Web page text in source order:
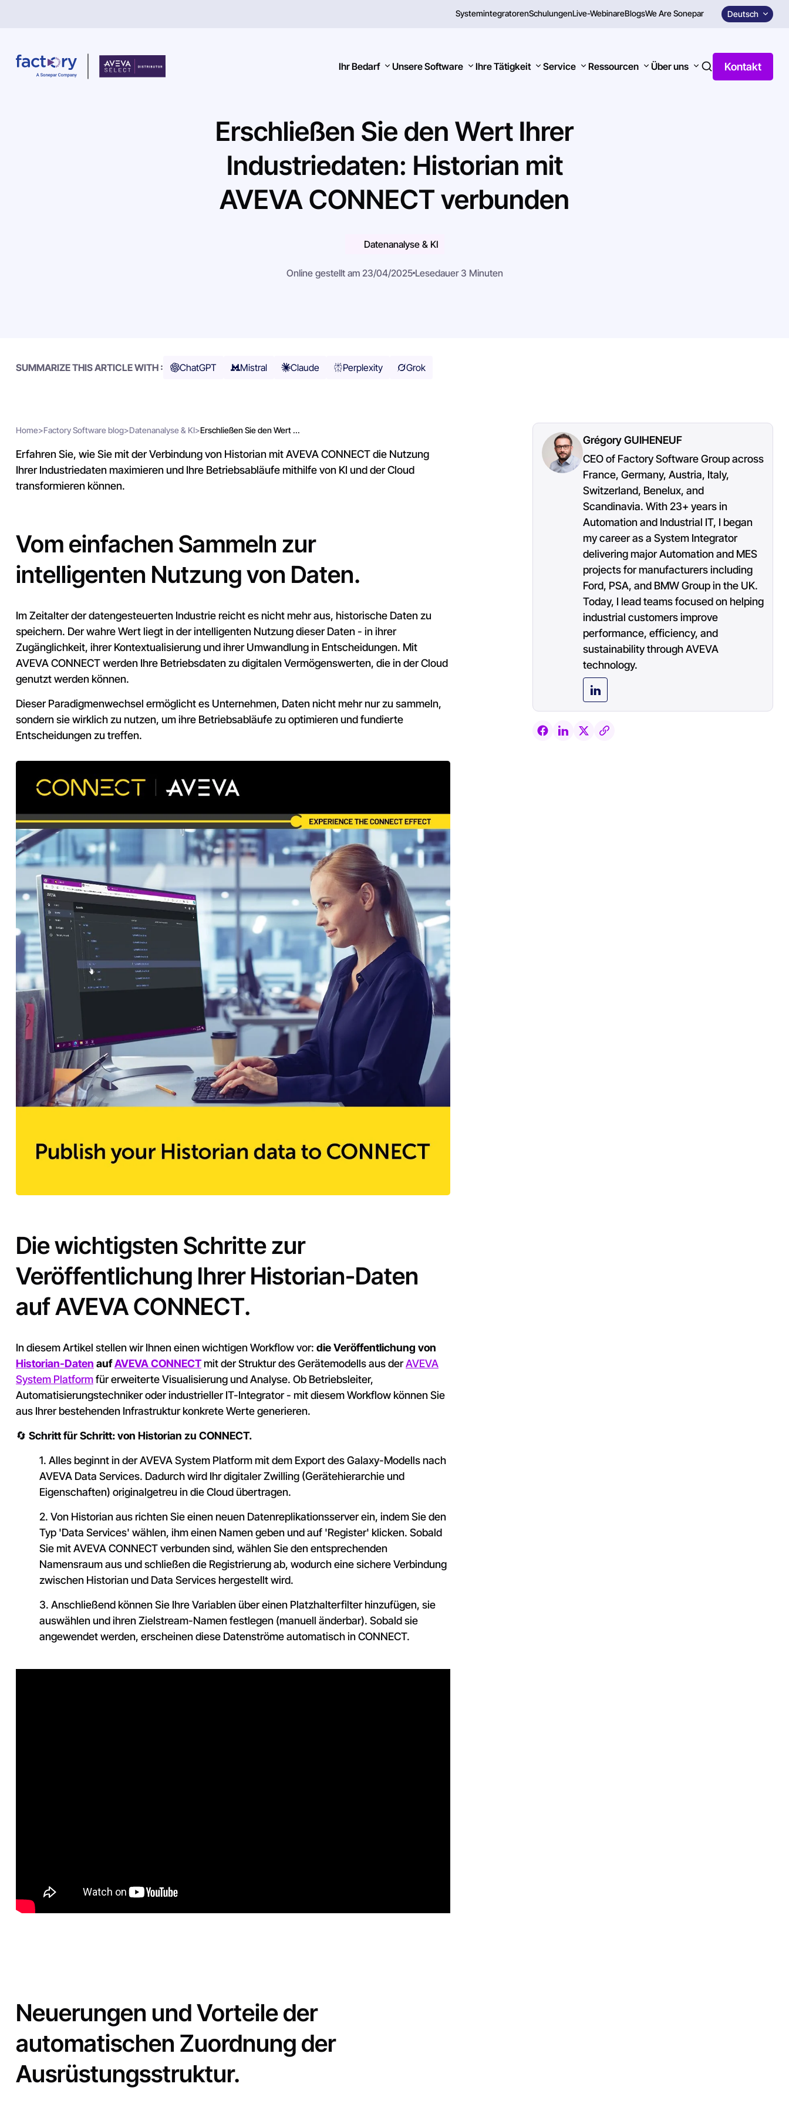
SystemintegratorenSchulungenLive-WebinareBlogsWe Are Sonepar Deutsch
Ihr Bedarf Unsere Software Ihre Tätigkeit Service Ressourcen Über uns Kontakt
Suchen
Erschließen Sie den Wert Ihrer
Industriedaten: Historian mit
AVEVA CONNECT verbunden
Datenanalyse & KI
Online gestellt am 23/04/2025 Lesedauer 3 Minuten
SUMMARIZE THIS ARTICLE WITH : ChatGPT Mistral Claude Perplexity Grok
Home>Factory Software blog>Datenanalyse & KI>Erschließen Sie den Wert ...
Erfahren Sie, wie Sie mit der Verbindung von Historian mit AVEVA CONNECT die Nutzung
Ihrer Industriedaten maximieren und Ihre Betriebsabläufe mithilfe von KI und der Cloud
transformieren können.
Vom einfachen Sammeln zur
intelligenten Nutzung von Daten.
Im Zeitalter der datengesteuerten Industrie reicht es nicht mehr aus, historische Daten zu
speichern. Der wahre Wert liegt in der intelligenten Nutzung dieser Daten - in ihrer
Zugänglichkeit, ihrer Kontextualisierung und ihrer Umwandlung in Entscheidungen. Mit
AVEVA CONNECT werden Ihre Betriebsdaten zu digitalen Vermögenswerten, die in der Cloud
genutzt werden können.
Dieser Paradigmenwechsel ermöglicht es Unternehmen, Daten nicht mehr nur zu sammeln,
sondern sie wirklich zu nutzen, um ihre Betriebsabläufe zu optimieren und fundierte
Entscheidungen zu treffen.
Die wichtigsten Schritte zur
Veröffentlichung Ihrer Historian-Daten
auf AVEVA CONNECT.
In diesem Artikel stellen wir Ihnen einen wichtigen Workflow vor: die Veröffentlichung von
Historian-Daten aufAVEVA CONNECTmit der Struktur des Gerätemodells aus derAVEVA
System Platformfür erweiterte Visualisierung und Analyse. Ob Betriebsleiter,
Automatisierungstechniker oder industrieller IT-Integrator - mit diesem Workflow können Sie
aus Ihrer bestehenden Infrastruktur konkrete Werte generieren.
🔄 Schritt für Schritt: von Historian zu CONNECT.
1. Alles beginnt in der AVEVA System Platform mit dem Export des Galaxy-Modells nach
AVEVA Data Services. Dadurch wird Ihr digitaler Zwilling (Gerätehierarchie und
Eigenschaften) originalgetreu in die Cloud übertragen.
2. Von Historian aus richten Sie einen neuen Datenreplikationsserver ein, indem Sie den
Typ 'Data Services' wählen, ihm einen Namen geben und auf 'Register' klicken. Sobald
Sie mit AVEVA CONNECT verbunden sind, wählen Sie den entsprechenden
Namensraum aus und schließen die Registrierung ab, wodurch eine sichere Verbindung
zwischen Historian und Data Services hergestellt wird.
3. Anschließend können Sie Ihre Variablen über einen Platzhalterfilter hinzufügen, sie
auswählen und ihren Zielstream-Namen festlegen (manuell änderbar). Sobald sie
angewendet werden, erscheinen diese Datenströme automatisch in CONNECT.
Neuerungen und Vorteile der
automatischen Zuordnung der
Ausrüstungsstruktur.
Grégory GUIHENEUF
CEO of Factory Software Group across
France, Germany, Austria, Italy,
Switzerland, Benelux, and
Scandinavia. With 23+ years in
Automation and Industrial IT, I began
my career as a System Integrator
delivering major Automation and MES
projects for manufacturers including
Ford, PSA, and BMW Group in the UK.
Today, I lead teams focused on helping
industrial customers improve
performance, efficiency, and
sustainability through AVEVA
technology.